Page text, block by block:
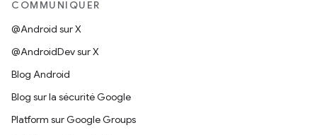
COMMUNIQUER
@Android sur X
@AndroidDev sur X
Blog Android
Blog sur la sécurité Google
Platform sur Google Groups